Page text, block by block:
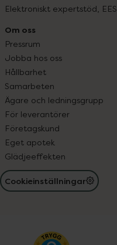
Elektroniskt expertstöd, EES
Om oss
Pressrum
Jobba hos oss
Hållbarhet
Samarbeten
Ägare och ledningsgrupp
För leverantörer
Företagskund
Eget apotek
Glädjeeffekten
Cookieinställningar